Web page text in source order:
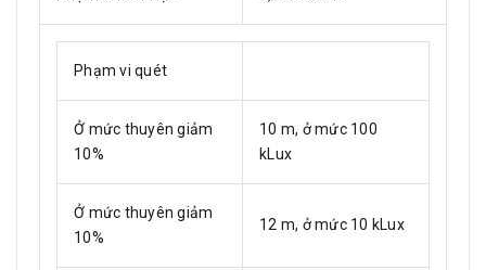
Phạm vi quét
Ở mức thuyên giảm
10%
10 m, ở mức 100
kLux
Ở mức thuyên giảm
10%
12 m, ở mức 10 kLux